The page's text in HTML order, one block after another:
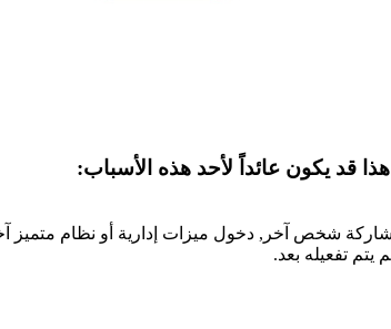
قد يكون عائداً لأحد هذه الأسباب:
شخص آخر, دخول ميزات إدارية أو نظام متميز
تفعيله بعد.